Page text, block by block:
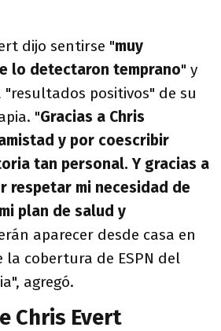
dijo sentirse "muy
lo detectaron temprano" y
"resultados positivos" de su
"Gracias a Chris
y por coescribir
tan personal. Y gracias a
respetar mi necesidad de
plan de salud y
aparecer desde casa en
cobertura de ESPN del
agregó.
Chris Evert